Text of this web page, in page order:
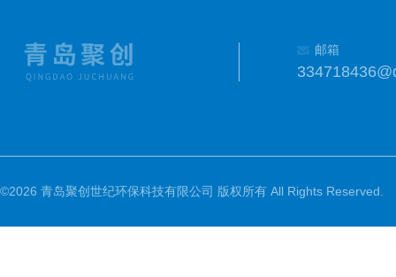
邮箱
©2026 青岛聚创世纪环保科技有限公司 版权所有 All Rights Reserved.